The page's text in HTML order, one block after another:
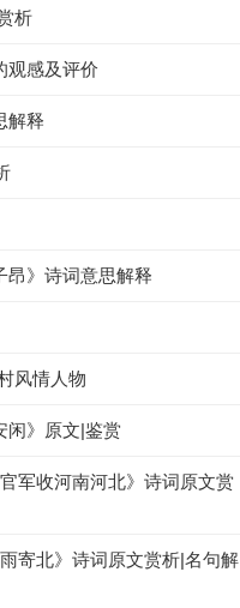
析
观感及评价
解释
昂》诗词意思解释
风情人物
闲》原文|鉴赏
军收河南河北》诗词原文赏
寄北》诗词原文赏析|名句解